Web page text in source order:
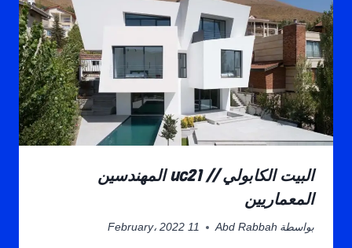
البيت الكابولي // uc21 المهندسين
المعماريين
بواسطة Abd Rabbah 11 February، 2022